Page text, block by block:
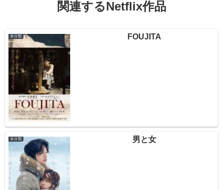
関連するNetflix作品
未分類 FOUJITA
未分類 男と女